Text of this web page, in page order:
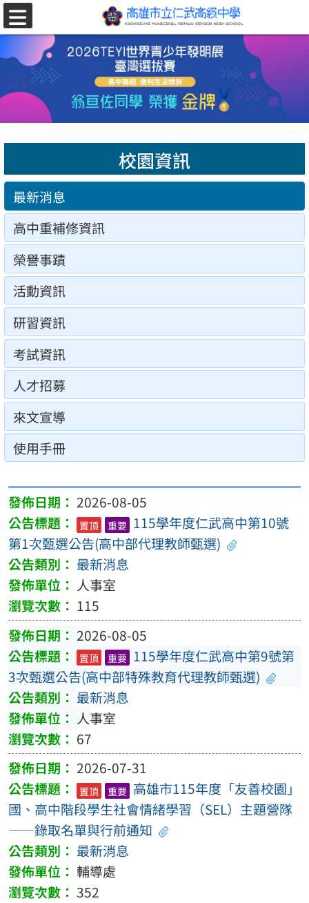
跳至主要內容區
選
單
校園資訊
最新消息
高中重補修資訊
榮譽事蹟
活動資訊
研習資訊
考試資訊
人才招募
來文宣導
使用手冊
2026-08-05
置頂 重要 115學年度仁武高中第10號
第1次甄選公告(高中部代理教師甄選)
最新消息
人事室
115
2026-08-05
置頂 重要 115學年度仁武高中第9號第
3次甄選公告(高中部特殊教育代理教師甄選)
最新消息
人事室
67
2026-07-31
置頂 重要 高雄市115年度「友善校園」
國、高中階段學生社會情緒學習（SEL）主題營隊
——錄取名單與行前通知
最新消息
輔導處
352